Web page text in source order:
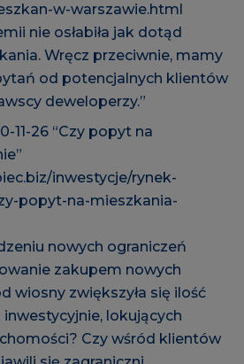
w-warszawie.html
nie osłabiła jak dotąd
Wręcz przeciwnie, mamy
od potencjalnych klientów
deweloperzy.”
11-26 “Czy popyt na
inwestycje/rynek-
popyt-na-mieszkania-
nowych ograniczeń
zakupem nowych
wiosny zwiększyła się ilość
lokujących
Czy wśród klientów